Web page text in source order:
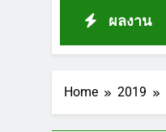
ผลงาน
ไลน์ WCS1
Home 2019